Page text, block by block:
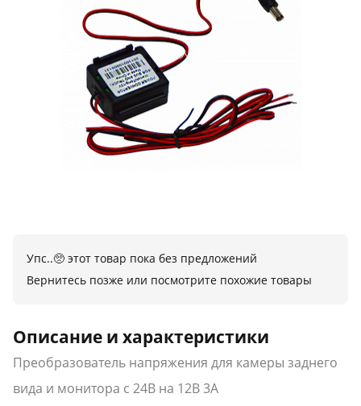
Упс..🥺 этот товар пока без предложений
Вернитесь позже или посмотрите похожие товары
Описание и характеристики
Преобразователь напряжения для камеры заднего
вида и монитора с 24В на 12В 3А